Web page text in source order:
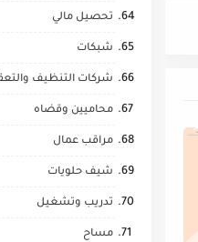
تحصيل مالي
شبكات
شركات التنظيف
محاميين وقضاه
مراقب عمال
شيف حلويات
تدريب وتشغيل
مساح